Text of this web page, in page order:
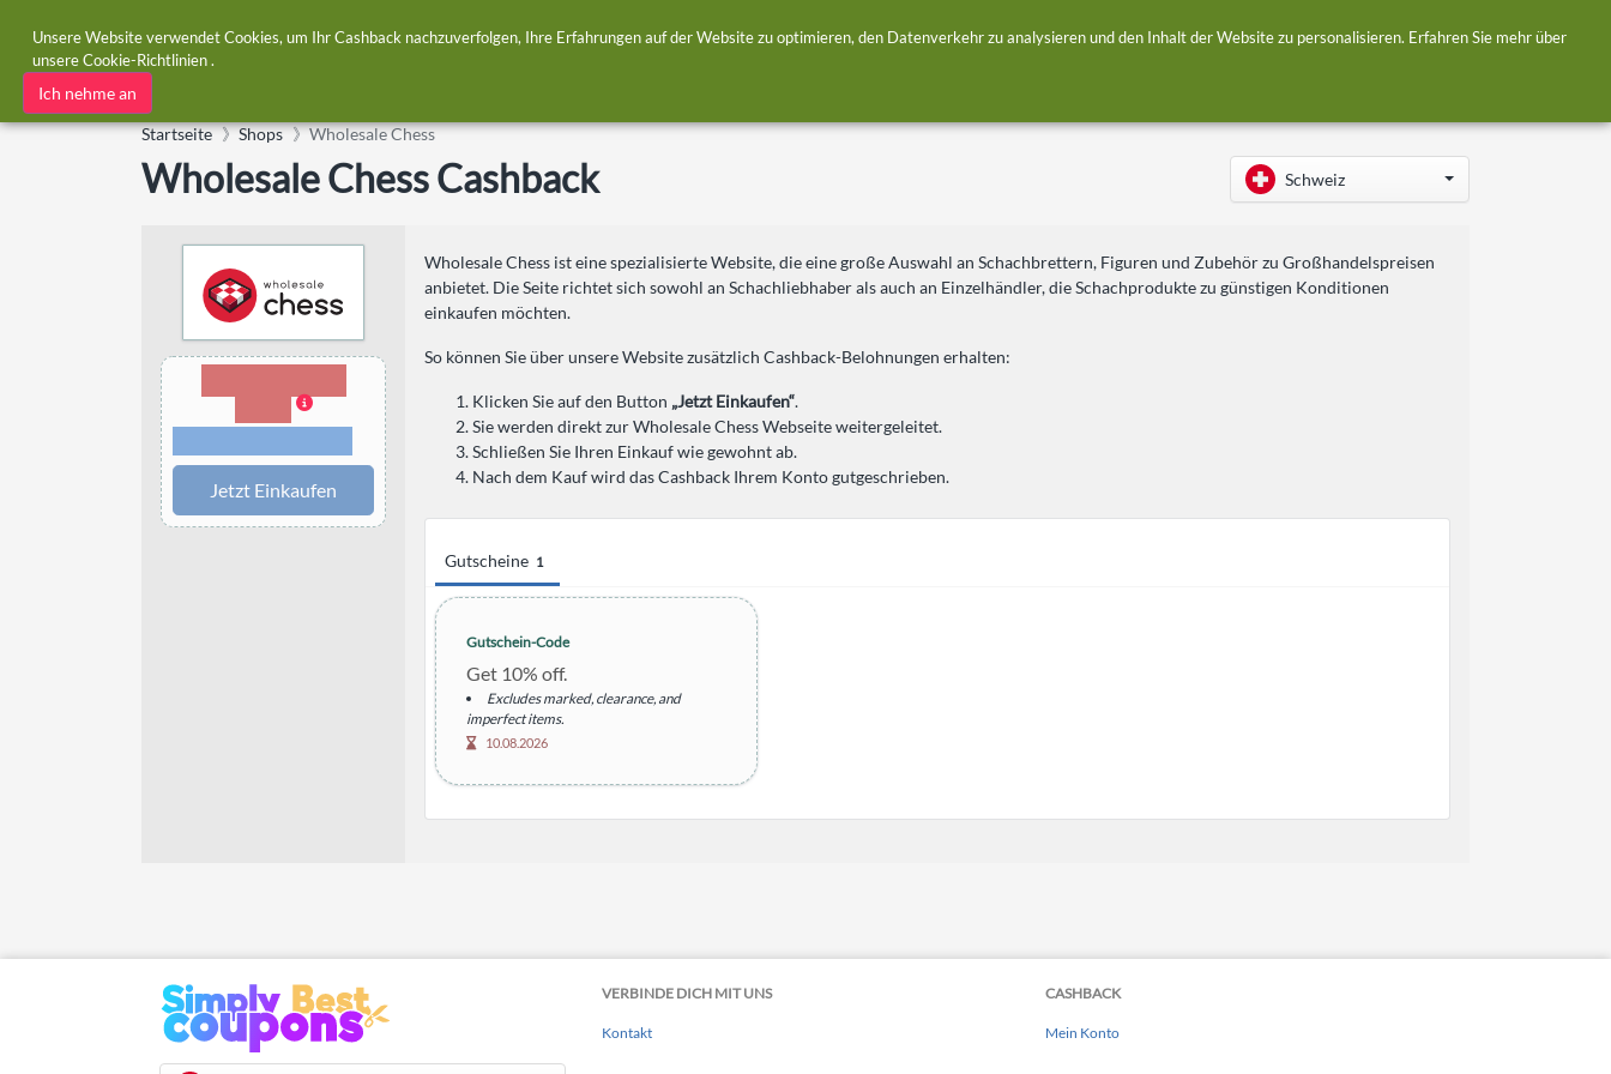
Anmelden / Registrieren
Startseite Shops Wholesale Chess
Wholesale Chess Cashback Schweiz
Wholesale Chess ist eine spezialisierte Website, die eine große Auswahl an Schachbrettern, Figuren und Zubehör zu Großhandelspreisen
anbietet. Die Seite richtet sich sowohl an Schachliebhaber als auch an Einzelhändler, die Schachprodukte zu günstigen Konditionen
einkaufen möchten.
So können Sie über unsere Website zusätzlich Cashback-Belohnungen erhalten:
Klicken Sie auf den Button „Jetzt Einkaufen“.
Sie werden direkt zur Wholesale Chess Webseite weitergeleitet.
Schließen Sie Ihren Einkauf wie gewohnt ab.
Nach dem Kauf wird das Cashback Ihrem Konto gutgeschrieben.
Gutscheine 1
Gutschein-Code
Get 10% off.
Excludes marked, clearance, and
imperfect items.
10.08.2026
Back
Bedingungen und
Jetzt Einkaufen
VERBINDE DICH MIT UNS
Kontakt
CASHBACK
Mein Konto
Unsere Website verwendet Cookies, um Ihr Cashback nachzuverfolgen, Ihre Erfahrungen auf der Website zu optimieren, den Datenverkehr zu analysieren und den Inhalt der Website zu personalisieren. Erfahren Sie mehr über
unsereCookie-Richtlinien.
Ich nehme an